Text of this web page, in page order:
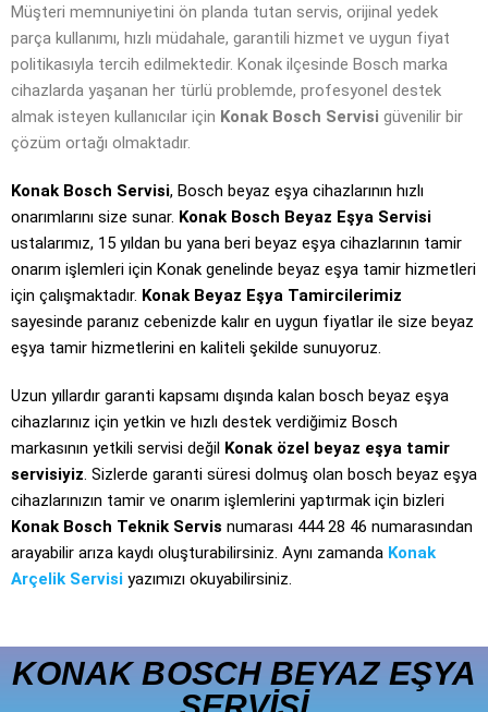
Müşteri memnuniyetini ön planda tutan servis, orijinal yedek
parça kullanımı, hızlı müdahale, garantili hizmet ve uygun fiyat
politikasıyla tercih edilmektedir. Konak ilçesinde Bosch marka
cihazlarda yaşanan her türlü problemde, profesyonel destek
almak isteyen kullanıcılar için Konak Bosch Servisi güvenilir bir
çözüm ortağı olmaktadır.
Konak Bosch Servisi, Bosch beyaz eşya cihazlarının hızlı
onarımlarını size sunar. Konak Bosch Beyaz Eşya Servisi
ustalarımız, 15 yıldan bu yana beri beyaz eşya cihazlarının tamir
onarım işlemleri için Konak genelinde beyaz eşya tamir hizmetleri
için çalışmaktadır. Konak Beyaz Eşya Tamircilerimiz
sayesinde paranız cebenizde kalır en uygun fiyatlar ile size beyaz
eşya tamir hizmetlerini en kaliteli şekilde sunuyoruz.
Uzun yıllardır garanti kapsamı dışında kalan bosch beyaz eşya
cihazlarınız için yetkin ve hızlı destek verdiğimiz Bosch
markasının yetkili servisi değil Konak özel beyaz eşya tamir
servisiyiz. Sizlerde garanti süresi dolmuş olan bosch beyaz eşya
cihazlarınızın tamir ve onarım işlemlerini yaptırmak için bizleri
Konak Bosch Teknik Servis numarası 444 28 46 numarasından
arayabilir arıza kaydı oluşturabilirsiniz. Aynı zamanda Konak
Arçelik Servisi yazımızı okuyabilirsiniz.
KONAK BOSCH BEYAZ EŞYA